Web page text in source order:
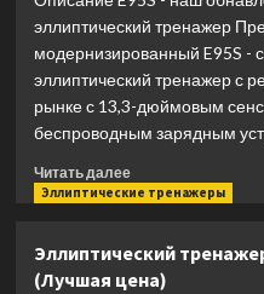
Touch
(Лучшая
цена)
эллиптический тренажер
модернизированный E95S -
эллиптический тренажер с
рынке с 13,3-дюймовым
беспроводным зарядным
Читать далееПрочитать
больше
тренажер
Sole
Эллиптические тренажеры
Эллиптический
(Лучшая цена)